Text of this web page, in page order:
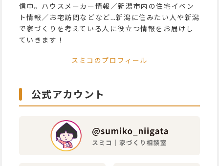
信中。ハウスメーカー情報／新潟市内の住宅イベン
ト情報／お宅訪問などなど…新潟に住みたい人や新潟
で家づくりを考えている人に役立つ情報をお届けし
ていきます！
スミコのプロフィール
公式アカウント